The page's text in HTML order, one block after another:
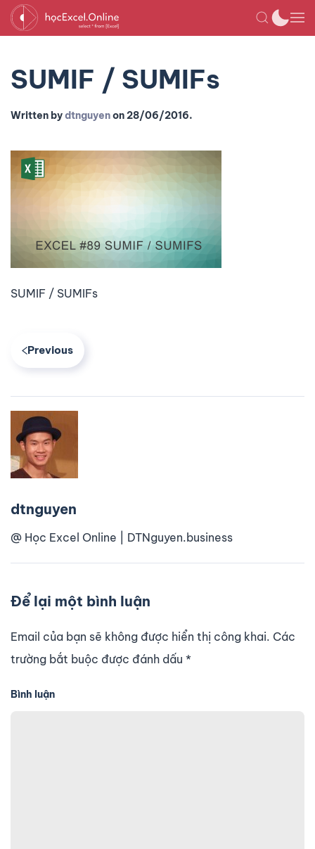
SUMIF / SUMIFs
Written bydtnguyenon28/06/2016.
SUMIF / SUMIFs
Previous
dtnguyen
@ Học Excel Online | DTNguyen.business
Để lại một bình luận
Email của bạn sẽ không được hiển thị công khai. Các
trường bắt buộc được đánh dấu *
Bình luận